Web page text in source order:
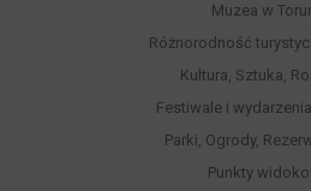
Muzea w
Różnorodność
Kultura, Sztuka,
Festiwale i
Parki, Ogrody,
Punkty